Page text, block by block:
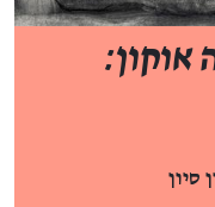
אוקון:
סיון